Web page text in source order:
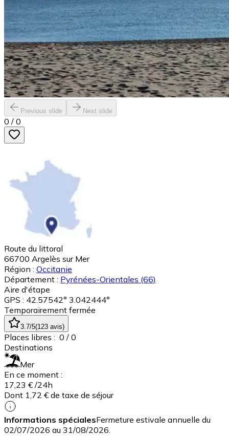
Previous slide Next slide
0 / 0
Route du littoral
66700 Argelès sur Mer
Région : Occitanie
Département : Pyrénées-Orientales (66)
Aire d'étape
GPS : 42.57542° 3.042444°
Temporairement fermée
3.7/5(123 avis)
Places libres : 0 / 0
Destinations
Mer
En ce moment :
17,23 € /24h
Dont 1,72 € de taxe de séjour
Informations spécialesFermeture estivale annuelle du
02/07/2026 au 31/08/2026.